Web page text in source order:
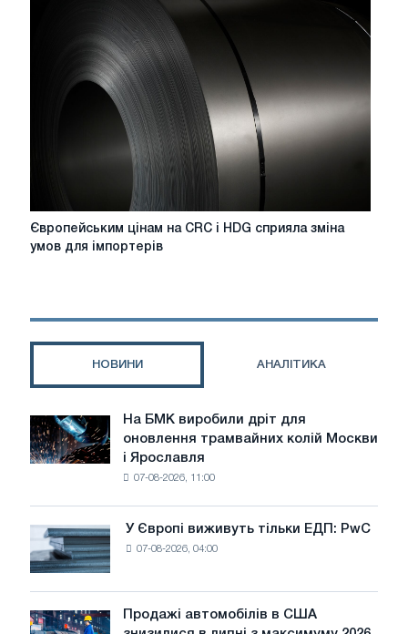
відмовляються
Європейським
цінам
HDG
для
Європейським цінам на CRC і HDG сприяла зміна
умов для імпортерів
НОВИНИ АНАЛІТИКА
На
БМК
виробили
трамвайних
колій
Москви
і
Ярославля
На БМК виробили дріт для
оновлення трамвайних колій Москви
і Ярославля
07-08-2026, 11:00
Європі
виживуть
тільки
ЕДП:
PwC
У Європі виживуть тільки ЕДП: PwC
07-08-2026, 04:00
Продажі
Продажі автомобілів в США